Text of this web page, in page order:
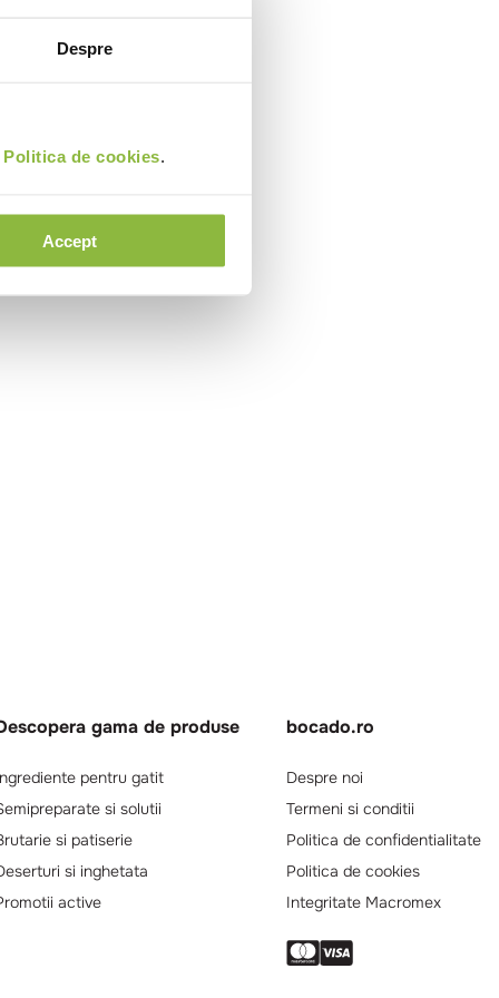
Despre
Politica de cookies.
Accept
gama de produse
pentru gatit
si solutii
si patiserie
si inghetata
active
bocado.ro
Despre noi
Termeni si conditii
Politica de confidentialitate
Politica de cookies
Integritate Macromex